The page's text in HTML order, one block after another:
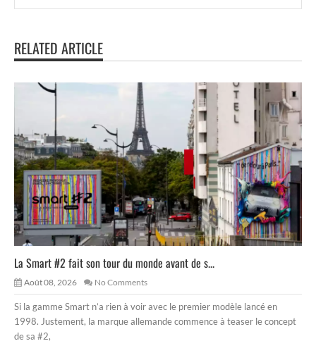
RELATED ARTICLE
La Smart #2 fait son tour du monde avant de s...
Août 08, 2026 No Comments
Si la gamme Smart n’a rien à voir avec le premier modèle lancé en
1998. Justement, la marque allemande commence à teaser le concept
de sa #2,